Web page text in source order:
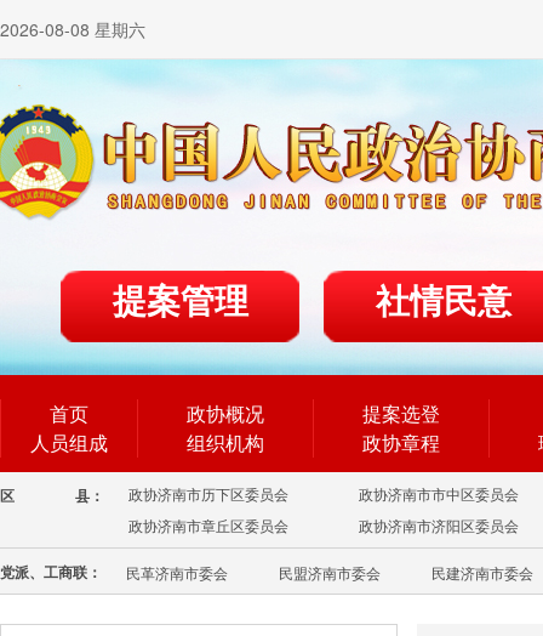
2026-08-08 星期六
提案管理 社情民意
首页
人员组成
政协概况
组织机构
提案选登
政协章程
区 县： 政协济南市历下区委员会
政协济南市市中区委员会
政协济南市章丘区委员会
政协济南市济阳区委员会
党派、工商联： 民革济南市委会 民盟济南市委会 民建济南市委会